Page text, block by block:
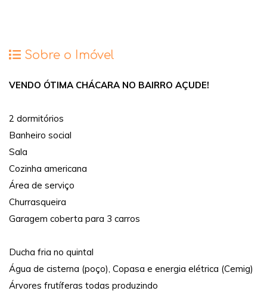
Sobre o Imóvel
VENDO ÓTIMA CHÁCARA NO BAIRRO AÇUDE!
2 dormitórios
Banheiro social
Sala
Cozinha americana
Área de serviço
Churrasqueira
Garagem coberta para 3 carros
Ducha fria no quintal
Água de cisterna (poço), Copasa e energia elétrica (Cemig)
Árvores frutíferas todas produzindo